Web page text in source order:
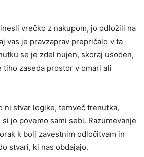
vrečko z nakupom, jo odložili na
vas je pravzaprav prepričalo v ta
se je zdel nujen, skoraj usoden,
tiho zaseda prostor v omari ali
ni stvar logike, temveč trenutka,
jo povemo sami sebi. Razumevanje
k bolj zavestnim odločitvam in
stvari, ki nas obdajajo.